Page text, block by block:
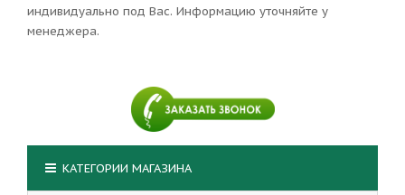
индивидуально под Вас. Информацию уточняйте у
менеджера.
КАТЕГОРИИ МАГАЗИНА